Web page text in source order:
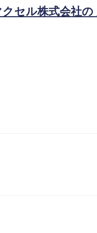
セル株式会社の